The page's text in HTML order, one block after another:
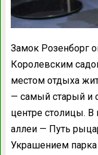
Замок Розенборг
Королевским
местом отдыха
— самый старый и
центре столицы. В
аллеи — Путь
Украшением парка